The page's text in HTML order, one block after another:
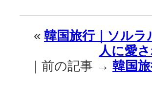
« 韓国旅行｜ソルラ
人に愛
｜前の記事 → 韓国